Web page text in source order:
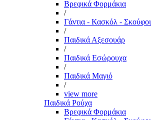
Βρεφικά Φορμάκια
/
Γάντια - Κασκόλ - Σκούφοι
/
Παιδικά Αξεσουάρ
/
Παιδικά Εσώρουχα
/
Παιδικά Μαγιό
/
view more
Παιδικά Ρούχα
Βρεφικά Φορμάκια